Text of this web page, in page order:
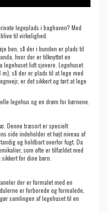
legeplads i baghaven? Med
til virkelighed.
ben, så der i bunden er plads til
hvor der er tilknyttet en
legehuset lidt sjovere. Legehuset
m), så der er plads til at lege med
er det sikkert og tørt at lege
legehus og en drøm for børnene.
Denne træsort er specielt
side indeholder et højt niveau af
og holdbart overfor fugt. Da
som ofte er tilfældet med
for dine børn.
der er formalet med en
er forborede og formalede,
samlingen af legehuset til en